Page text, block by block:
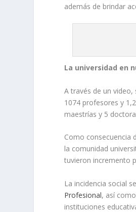
además de brindar
La universidad en
A través de un
1074 profesores y
maestrías y 5
Como consecuencia
la comunidad
tuvieron incremento
La incidencia social
Profesional, así
instituciones